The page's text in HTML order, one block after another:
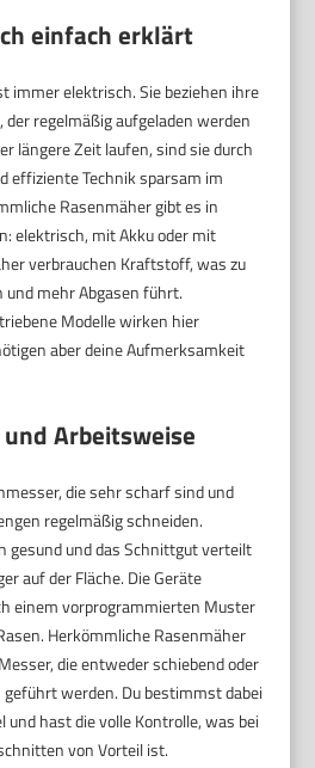
einfach erklärt
immer elektrisch. Sie beziehen ihre
der regelmäßig aufgeladen werden
längere Zeit laufen, sind sie durch
effiziente Technik sparsam im
Rasenmäher gibt es in
elektrisch, mit Akku oder mit
verbrauchen Kraftstoff, was zu
mehr Abgasen führt.
Modelle wirken hier
aber deine Aufmerksamkeit
Arbeitsweise
die sehr scharf sind und
regelmäßig schneiden.
gesund und das Schnittgut verteilt
auf der Fläche. Die Geräte
einem vorprogrammierten Muster
Herkömmliche Rasenmäher
die entweder schiebend oder
werden. Du bestimmst dabei
hast die volle Kontrolle, was bei
von Vorteil ist.